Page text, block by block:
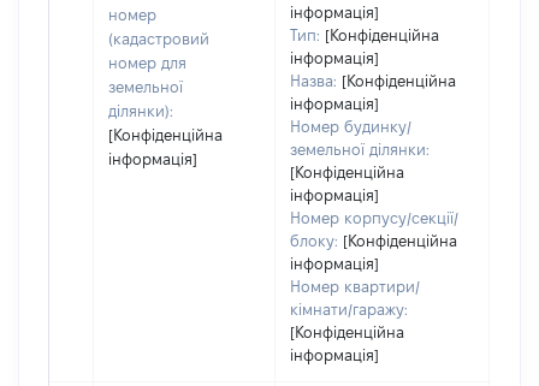
номер
(кадастровий
номер для
земельної
ділянки):
[Конфіденційна
інформація]
інформація]
Тип: [Конфіденційна
інформація]
Назва: [Конфіденційна
інформація]
Номер будинку/
земельної ділянки:
[Конфіденційна
інформація]
Номер корпусу/секції/
блоку: [Конфіденційна
інформація]
Номер квартири/
кімнати/гаражу:
[Конфіденційна
інформація]